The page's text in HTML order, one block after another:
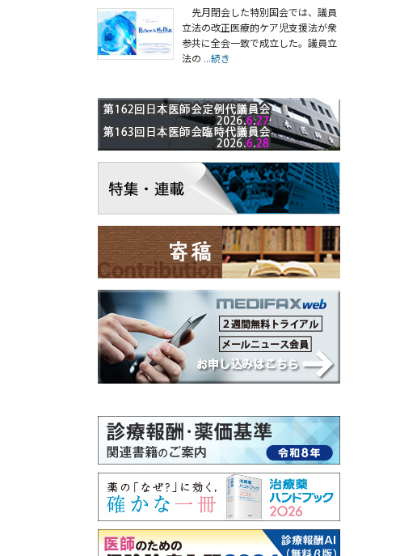
先月閉会した特別国会では、議員
立法の改正医療的ケア児支援法が衆
参共に全会一致で成立した。議員立
法の ...続き